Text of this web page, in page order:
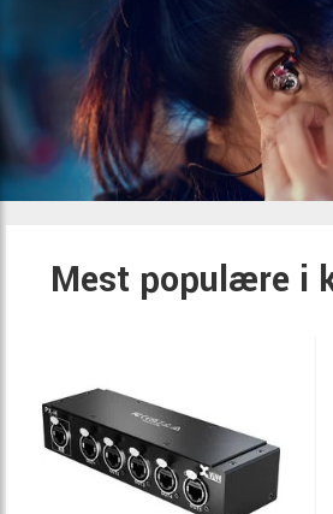
Mest populære i